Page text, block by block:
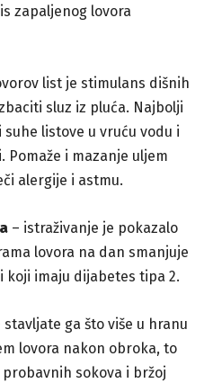
zapaljenog lovora
list je stimulans dišnih
sluz iz pluća. Najbolji
listove u vruću vodu i
i mazanje uljem
alergije i astmu.
– istraživanje je pokazalo
lovora na dan smanjuje
koji imaju dijabetes tipa 2.
stavljate ga što više u hranu
lovora nakon obroka, to
sokova i bržoj